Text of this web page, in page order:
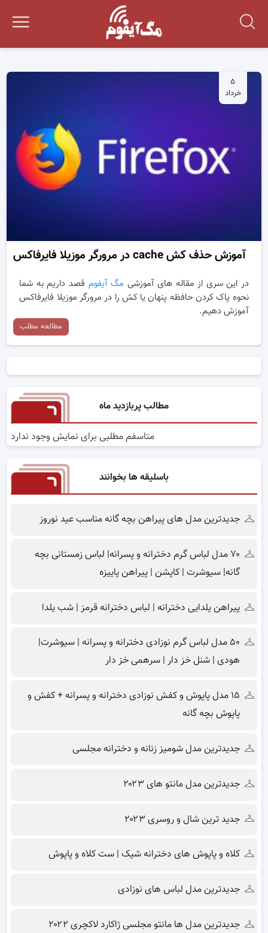
۵
خرداد
آموزش حذف کش cache در مرورگر موزیلا فایرفاکس
در این سری از مقاله های آموزشی مگ آیفوم قصد داریم به شما
نحوه پاک کردن حافظه پنهان یا کش را در مرورگر موزیلا فایرفاکس
آموزش دهیم.
مطالعه مطلب
مطالب پربازدید ماه
متاسفم مطلبی برای نمایش وجود ندارد
باسلیقه ها بخوانند
جدیدترین مدل های پیراهن بچه گانه مناسب عید نوروز
۷۰ مدل لباس گرم دخترانه و پسرانه| لباس زمستانی بچه
گانه| سیوشرت | کاپشن | پیراهن پاییزه
پیراهن یلدایی دخترانه | لباس دخترانه قرمز | شب یلدا
۵۰ مدل لباس گرم نوزادی دخترانه و پسرانه | سیوشرت|
هودی | شنل خز دار | سرهمی خز دار
۱۵ مدل پاپوش و کفش نوزادی دخترانه و پسرانه + کفش و
پاپوش بچه گانه
جدیدترین مدل شومیز زنانه و دخترانه مجلسی
جدیدترین مدل مانتو های ۲۰۲۳
جدید ترین شال و روسری ۲۰۲۳
کلاه و پاپوش های دخترانه شیک | ست کلاه و پاپوش
جدیدترین مدل لباس های نوزادی
جدیدترین مدل ها مانتو مجلسی ژاکارد لاکچری ۲۰۲۲